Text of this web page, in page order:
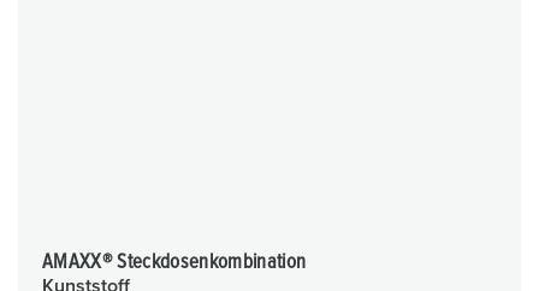
AMAXX® Steckdosenkombination
Kunststoff